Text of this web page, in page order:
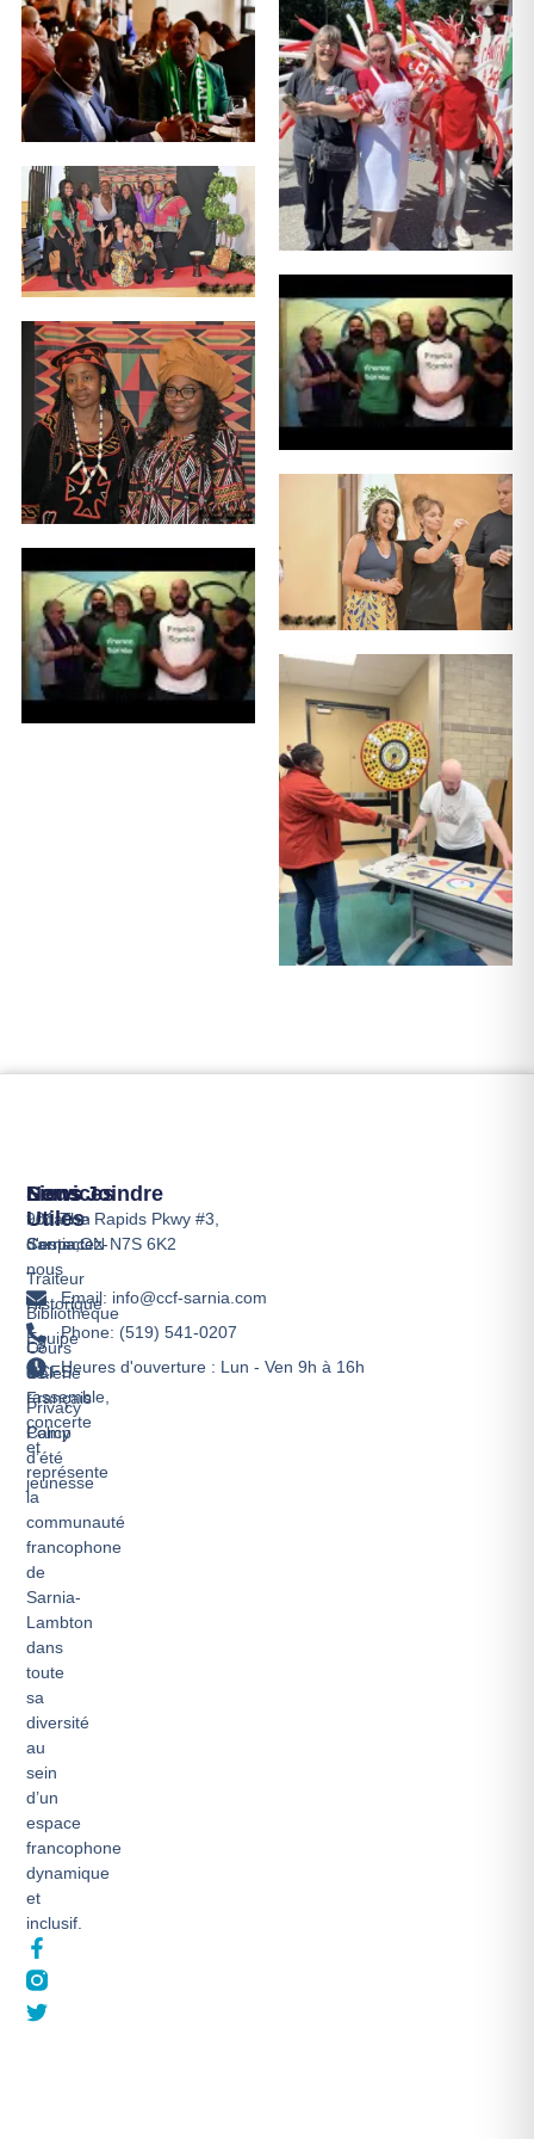
Le
CCFS
rassemble,
concerte
et
représente
la
communauté
francophone
de
Sarnia-
Lambton
dans
toute
sa
diversité
au
sein
d’un
espace
francophone
dynamique
et
inclusif.
F
a
c
e
b
T
w
i
t
t
Services
Location
d'espace
Traiteur
Bibliothèque
Cours
de
Français
Camp
d’été
jeunesse
Liens
Utiles
Contactez-
nous
Historique
Équipe
Galerie
Privacy
Policy
Nous Joindre
901 The Rapids Pkwy #3,
Sarnia,ON N7S 6K2
Email: info@ccf-sarnia.com
Phone: (519) 541-0207
Heures d'ouverture : Lun - Ven 9h à 16h